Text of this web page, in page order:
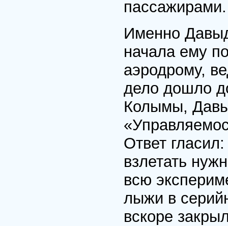
пассажирами.
Именно
начала ему
аэродрому,
дело дошло
Колымы,
Ответ
взлетать
всю
лыжи в
вскоре